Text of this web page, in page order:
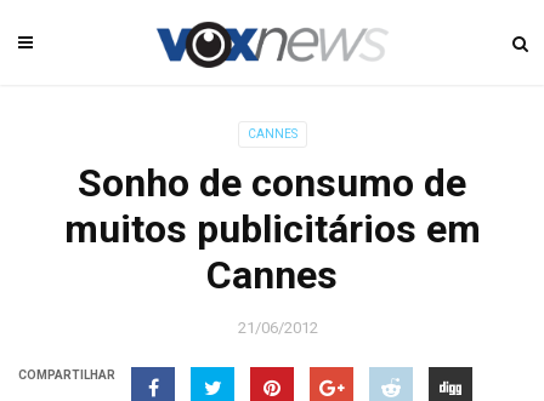
CANNES
Sonho de consumo de
muitos publicitários em
Cannes
21/06/2012
COMPARTILHAR